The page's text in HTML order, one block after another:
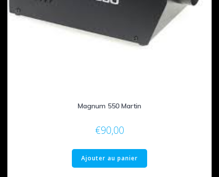
Magnum 550 Martin
€90,00
Ajouter au panier